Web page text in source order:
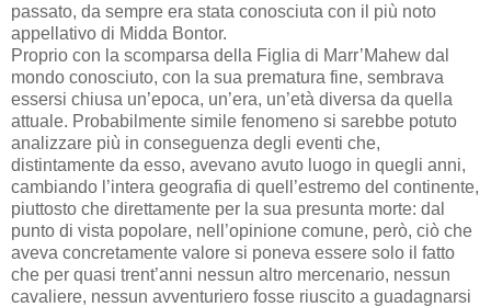
passato, da sempre era stata conosciuta con il più noto
appellativo di Midda Bontor.
Proprio con la scomparsa della Figlia di Marr’Mahew dal
mondo conosciuto, con la sua prematura fine, sembrava
essersi chiusa un’epoca, un’era, un’età diversa da quella
attuale. Probabilmente simile fenomeno si sarebbe potuto
analizzare più in conseguenza degli eventi che,
distintamente da esso, avevano avuto luogo in quegli anni,
cambiando l’intera geografia di quell’estremo del continente,
piuttosto che direttamente per la sua presunta morte: dal
punto di vista popolare, nell’opinione comune, però, ciò che
aveva concretamente valore si poneva essere solo il fatto
che per quasi trent’anni nessun altro mercenario, nessun
cavaliere, nessun avventuriero fosse riuscito a guadagnarsi